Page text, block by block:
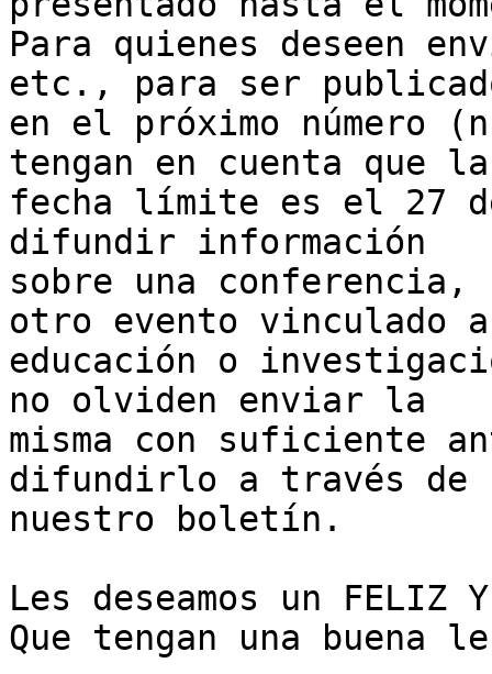
Para quienes deseen
etc., para ser
en el próximo número
tengan en cuenta que la
fecha límite es el 27
difundir información
sobre una conferencia,
otro evento vinculado
educación o
no olviden enviar la
misma con suficiente
difundirlo a través de
nuestro boletín.
Les deseamos un FELIZ Y
Que tengan una buena